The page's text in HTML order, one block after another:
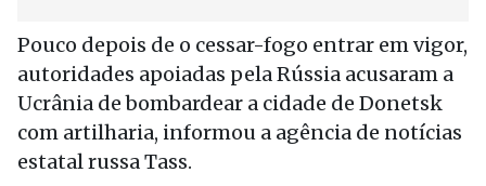
Pouco depois de o cessar-fogo entrar em vigor,
autoridades apoiadas pela Rússia acusaram a
Ucrânia de bombardear a cidade de Donetsk
com artilharia, informou a agência de notícias
estatal russa Tass.